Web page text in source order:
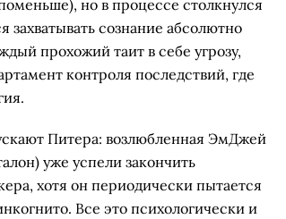
но в процессе столкнулся
захватывать сознание абсолютно
прохожий таит в себе угрозу,
контроля последствий, где
Питера: возлюбленная ЭмДжей
уже успели закончить
хотя он периодически пытается
Все это психологически и